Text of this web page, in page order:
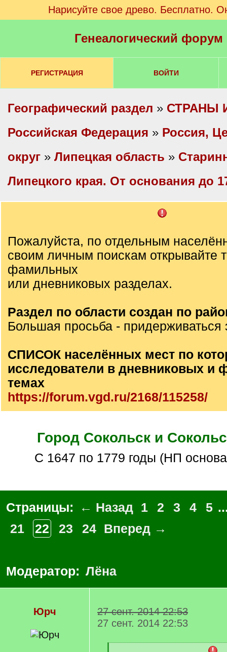
Нарисуйте свое древо. Бесплатно.
Генеалогический
РЕГИСТРАЦИЯ ВОЙТИ
Географический раздел » СТРАНЫ
Российская Федерация » Россия,
округ » Липецкая область »
Липецкого края. От основания до
Пожалуйста, по отдельным
своим личным поискам открывайте
фамильных
или дневниковых разделах.
Раздел по области создан по
Большая просьба - придерживаться
СПИСОК населённых мест по
исследователи в дневниковых и
темах
https://forum.vgd.ru/2168/115258/
Город Сокольск и
С 1647 по 1779 годы (НП
Страницы: ← Назад 1 2 3 4 5
21
22 23 24 Вперед →
Модератор: Лёна
Юрч
27 сент. 2014 22:53
27 сент. 2014 22:53